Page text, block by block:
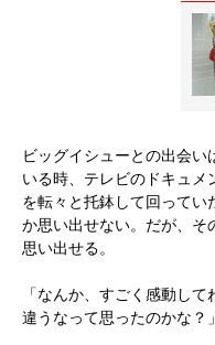
ビッグイシューとの出会い
いる時、テレビのドキュメ
を転々と托鉢して回ってい
か思い出せない。だが、そ
思い出せる。
「なんか、すごく感動し
違うなって思ったのかな？」